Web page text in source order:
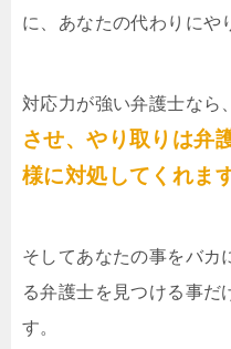
に、あなたの代わりにや
対応力が強い弁護士なら、
させ、やり取りは弁
様に対処してくれます
そしてあなたの事をバカ
る弁護士を見つける事だ
す。